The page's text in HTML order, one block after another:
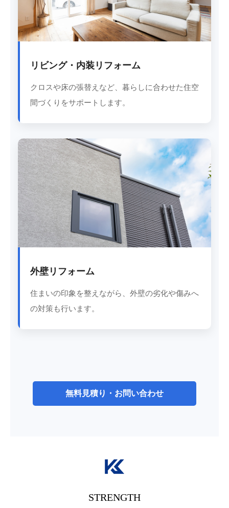
リビング・内装リフォーム
クロスや床の張替えなど、暮らしに合わせた住空
間づくりをサポートします。
外壁リフォーム
住まいの印象を整えながら、外壁の劣化や傷みへ
の対策も行います。
無料見積り・お問い合わせ
STRENGTH